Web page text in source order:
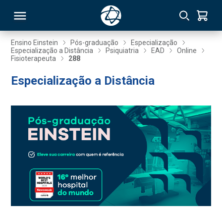
Ensino Einstein Pós-graduação
Especialização
Especialização a Distância
Psiquiatria EAD
Online
Fisioterapeuta
288
Especialização a Distância